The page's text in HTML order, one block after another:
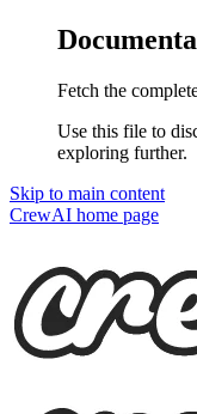
Fetch the
Use this file to
exploring further.
Skip to main content
CrewAI home page